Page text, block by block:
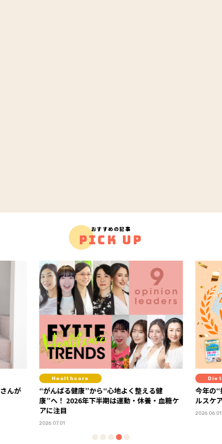
おすすめの記事
PICK UP
んが
Healthcare
“がんばる健康”から“心地よく整える健
康”へ！ 2026年下半期は運動・休養・血糖ケ
アに注目
2026.07.01
Diet
今年の
ルスケ
2026.06.01